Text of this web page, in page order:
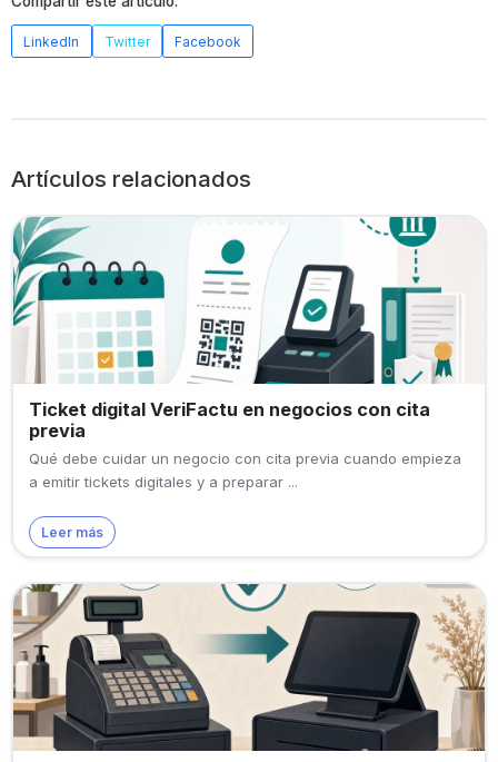
LinkedIn Twitter Facebook
Artículos relacionados
Ticket digital VeriFactu en negocios con cita
previa
Qué debe cuidar un negocio con cita previa cuando empieza
a emitir tickets digitales y a preparar ...
Leer más